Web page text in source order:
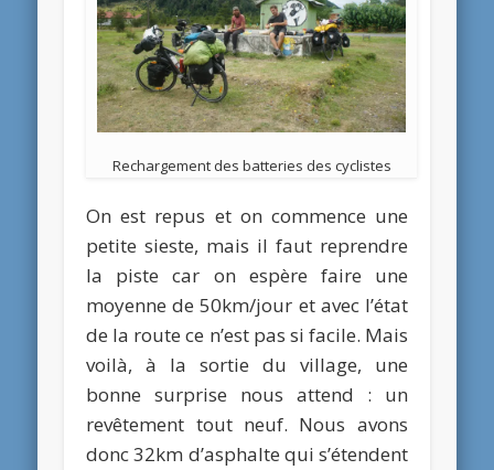
Rechargement des batteries des cyclistes
On est repus et on commence une
petite sieste, mais il faut reprendre
la piste car on espère faire une
moyenne de 50km/jour et avec l’état
de la route ce n’est pas si facile. Mais
voilà, à la sortie du village, une
bonne surprise nous attend : un
revêtement tout neuf. Nous avons
donc 32km d’asphalte qui s’étendent